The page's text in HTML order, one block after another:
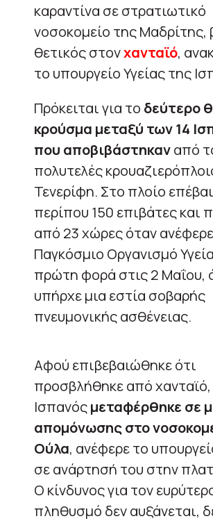
καραντίνα σε στρατιωτικό
νοσοκομείο της Μαδρίτης,
θετικός στονχανταϊό,
το υπουργείο Υγείας της
Πρόκειται για το δεύτερο
κρούσμα μεταξύ των 14
που αποβιβάστηκαναπό
πολυτελές
Τενερίφη. Στο πλοίο
περίπου 150 επιβάτες και
από 23 χώρες όταν
Παγκόσμιο Οργανισμό
πρώτη φορά στις 2 Μαΐου,
υπήρχε μια εστία σοβαρής
πνευμονικής ασθένειας.
Αφού επιβεβαιώθηκε ότι
προσβλήθηκε από
Ισπανόςμεταφέρθηκε σε
απομόνωσης στο
Ούλα, ανέφερε το
σε ανάρτησή του στην
Ο κίνδυνος για τον
πληθυσμό δεν αυξάνεται,